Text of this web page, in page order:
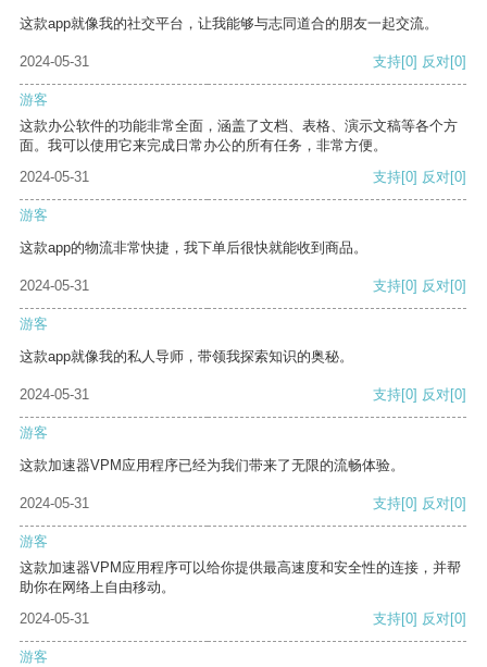
这款app就像我的社交平台，让我能够与志同道合的朋友一起交流。
2024-05-31 支持[0] 反对[0]
游客
这款办公软件的功能非常全面，涵盖了文档、表格、演示文稿等各个方
面。我可以使用它来完成日常办公的所有任务，非常方便。
2024-05-31
支持[0] 反对[0]
游客
这款app的物流非常快捷，我下单后很快就能收到商品。
2024-05-31 支持[0] 反对[0]
游客
这款app就像我的私人导师，带领我探索知识的奥秘。
2024-05-31 支持[0] 反对[0]
游客
这款加速器VPM应用程序已经为我们带来了无限的流畅体验。
2024-05-31 支持[0] 反对[0]
游客
这款加速器VPM应用程序可以给你提供最高速度和安全性的连接，并帮
助你在网络上自由移动。
2024-05-31
支持[0] 反对[0]
游客